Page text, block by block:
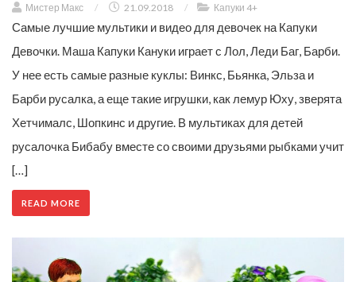
Мистер Макс / 21.09.2018 / Капуки 4+
Самые лучшие мультики и видео для девочек на Капуки
Девочки. Маша Капуки Кануки играет с Лол, Леди Баг, Барби.
У нее есть самые разные куклы: Винкс, Бьянка, Эльза и
Барби русалка, а еще такие игрушки, как лемур Юху, зверята
Хетчималс, Шопкинс и другие. В мультиках для детей
русалочка Бибабу вместе со своими друзьями рыбками учит
[…]
READ MORE